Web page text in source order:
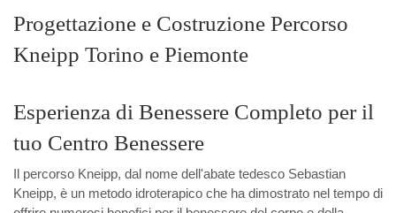
Progettazione e Costruzione Percorso
Kneipp Torino e Piemonte
Esperienza di Benessere Completo per il
tuo Centro Benessere
Il percorso Kneipp, dal nome dell'abate tedesco Sebastian
Kneipp, è un metodo idroterapico che ha dimostrato nel tempo di